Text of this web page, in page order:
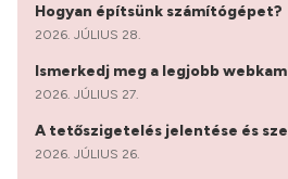
Hogyan építsünk számítógépet?
2026. JÚLIUS 28.
Ismerkedj meg a legjobb
2026. JÚLIUS 27.
A tetőszigetelés jelentése és
2026. JÚLIUS 26.